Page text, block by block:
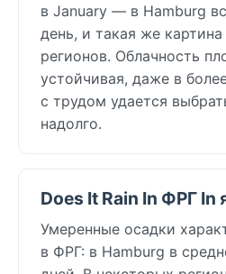
в January — в Hamburg
день, и такая же
регионов. Облачность
устойчивая, даже в
с трудом удается
надолго.
Does It Rain In ФРГ In
Умеренные осадки
в ФРГ: в Hamburg в